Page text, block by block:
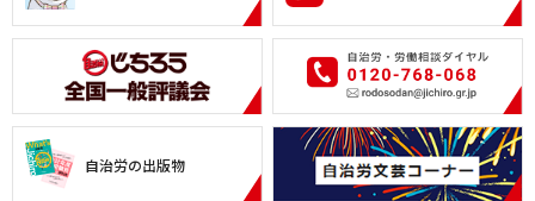
自治労の出版物